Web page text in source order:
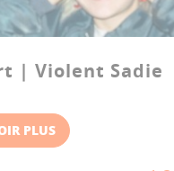
| Violent Sadie
PLUS